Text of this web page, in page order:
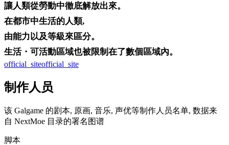
讓人類從勞動中徹底解放出來。
在都市中生活的人類,
由能力以及等級來區分。
生活・可活動區域也被限制在了數個區域內。
official_siteofficial_site
制作人员
该 Galgame 的剧本, 原画, 音乐, 声优等制作人员名单, 数据来
自 NextMoe 目录的署名图谱
脚本